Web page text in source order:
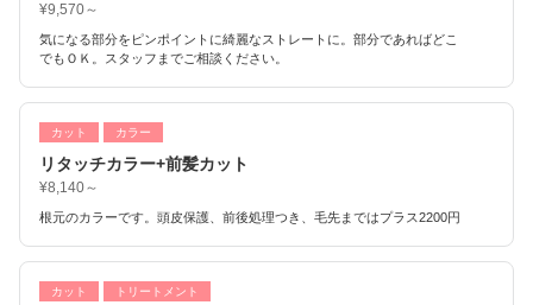
¥9,570～
気になる部分をピンポイントに綺麗なストレートに。部分であればどこ
でもＯＫ。スタッフまでご相談ください。
カット カラー
リタッチカラー+前髪カット
¥8,140～
根元のカラーです。頭皮保護、前後処理つき、毛先まではプラス2200円
カット トリートメント